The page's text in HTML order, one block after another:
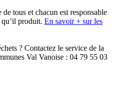
tous et chacun est responsable
qu’il produit. En savoir + sur les
? Contactez le service de la
Val Vanoise : 04 79 55 03